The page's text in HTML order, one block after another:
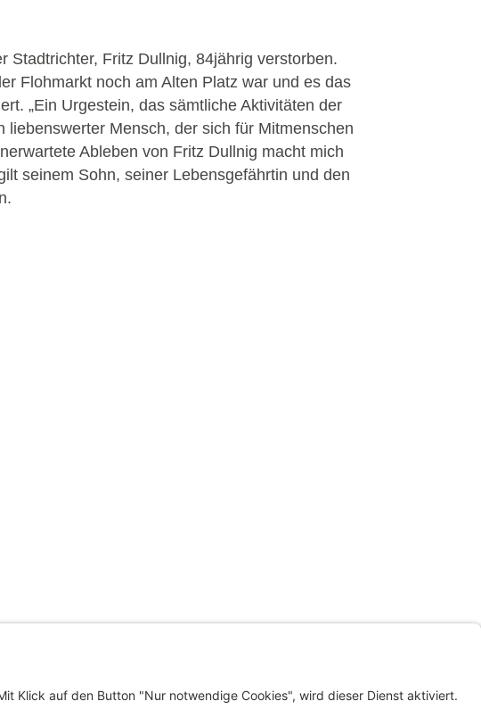
Stadtrichter, Fritz Dullnig, 84jährig verstorben.
Flohmarkt noch am Alten Platz war und es das
„Ein Urgestein, das sämtliche Aktivitäten der
Mensch, der sich für Mitmenschen
Ableben von Fritz Dullnig macht mich
seinem Sohn, seiner Lebensgefährtin und den